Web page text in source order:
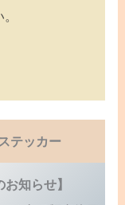
テッカー
知らせ】